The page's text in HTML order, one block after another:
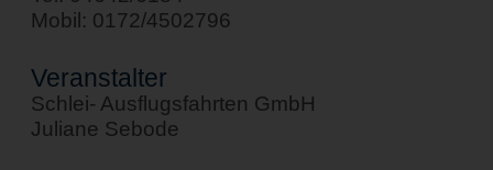
Mobil: 0172/4502796
Veranstalter
Schlei- Ausflugsfahrten GmbH
Juliane Sebode